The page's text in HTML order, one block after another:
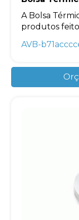
A Bolsa
produtos
AVB-